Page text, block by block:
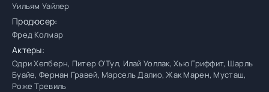
Уильям Уайлер
Продюсер:
Фред Колмар
Актеры:
Одри Хепберн, Питер О’Тул, Илай Уоллак, Хью Гриффит, Шарль
Буайе, Фернан Гравей, Марсель Далио, Жак Марен, Мусташ,
Роже Тревиль